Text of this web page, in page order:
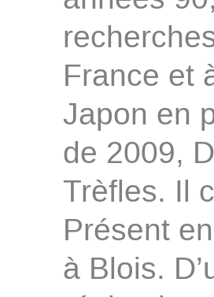
France et
Japon en
de 2009,
Trèfles. Il
Présent
à Blois.